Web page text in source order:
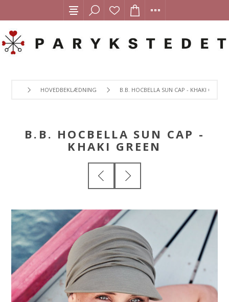
HOVEDBEKLÆDNING B.B. HOCBELLA SUN CAP - KHAKI GREEN
B.B. HOCBELLA SUN CAP -
KHAKI GREEN